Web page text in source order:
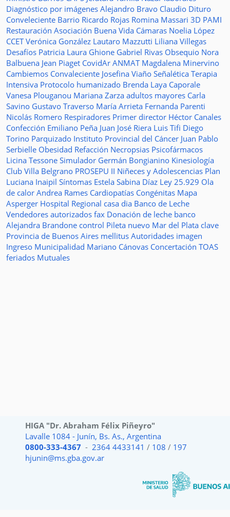
Diagnóstico por imágenes Alejandro Bravo Claudio Dituro
Conveleciente Barrio Ricardo Rojas Romina Massari 3D PAMI
Restauración Asociación Buena Vida Cámaras Noelia López
CCETVerónica González Lautaro Mazzutti Liliana Villegas
Desafíos Patricia Laura Ghione Gabriel Rivas Obsequio Nora
Balbuena Jean Piaget CovidAr ANMAT Magdalena Minervino
Cambiemos Convaleciente Josefina Viaño Señalética Terapia
Intensiva Protocolo humanizado Brenda Laya Caporale
Vanesa Plouganou Mariana Zarza adultos mayores Carla
Savino Gustavo Traverso María Arrieta Fernanda Parenti
Nicolás Romero Respiradores Primer director Héctor Canales
Confección Emiliano Peña Juan José Riera Luis Tifi Diego
Torino Parquizado Instituto Provincial del Cáncer Juan Pablo
Serbielle Obesidad Refacción Necropsias Psicofármacos
Licina Tessone Simulador Germán Bongianino Kinesiología
Club Villa Belgrano PROSEPU II Niñeces y Adolescencias Plan
Luciana Inaipil Síntomas Estela Sabina Díaz Ley 25.929 Ola
de calor Andrea Rames Cardiopatías Congénitas Mapa
Asperger Hospital Regional casa dia Banco de Leche
Vendedores autorizados fax Donación de leche banco
Alejandra Brandone control Pileta nuevo Mar del Plata clave
Provincia de Buenos Aires mellitus Autoridades imagen
Ingreso Municipalidad Mariano Cánovas Concertación TOAS
feriados Mutuales
HIGA "Dr. Abraham Félix Piñeyro"
Lavalle 1084 - Junín, Bs. As., Argentina
0800-333-4367 -2364 4433141 / 108 / 197
hjunin@ms.gba.gov.ar